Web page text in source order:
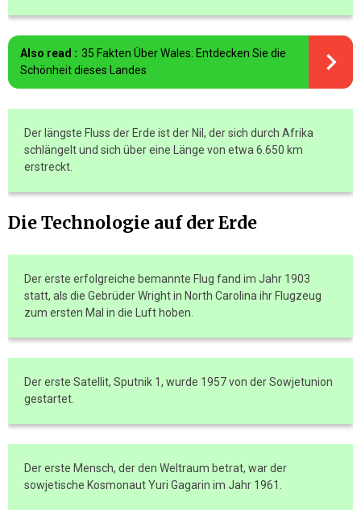
Also read : 35 Fakten Über Wales: Entdecken Sie die
Schönheit dieses Landes
Der längste Fluss der Erde ist der Nil, der sich durch Afrika
schlängelt und sich über eine Länge von etwa 6.650 km
erstreckt.
Die Technologie auf der Erde
Der erste erfolgreiche bemannte Flug fand im Jahr 1903
statt, als die Gebrüder Wright in North Carolina ihr Flugzeug
zum ersten Mal in die Luft hoben.
Der erste Satellit, Sputnik 1, wurde 1957 von der Sowjetunion
gestartet.
Der erste Mensch, der den Weltraum betrat, war der
sowjetische Kosmonaut Yuri Gagarin im Jahr 1961.